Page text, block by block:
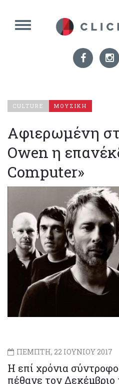
CULTURE ΜΟΥΣΙΚΗ
Αφιερωμένη
Owen η
Computer»
ΠΕΜΠΤΗ, 22 ΙΟΥΝΙΟΥ 2017
Η επί χρόνια
πέθανε τον Δεκέμβριο